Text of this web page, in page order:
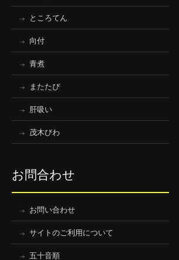
ところてん
向付
青煮
またたび
肝吸い
茂木びわ
お問合わせ
お問い合わせ
サイトのご利用について
五十音順